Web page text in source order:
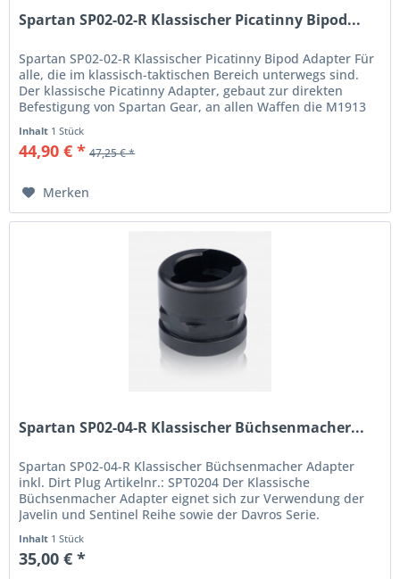
Spartan SP02-02-R Klassischer Picatinny Bipod...
Spartan SP02-02-R Klassischer Picatinny Bipod Adapter Für
alle, die im klassisch-taktischen Bereich unterwegs sind.
Der klassische Picatinny Adapter, gebaut zur direkten
Befestigung von Spartan Gear, an allen Waffen die M1913
Inhalt 1 Stück
44,90 € * 47,25 € *
Merken
Spartan SP02-04-R Klassischer Büchsenmacher...
Spartan SP02-04-R Klassischer Büchsenmacher Adapter
inkl. Dirt Plug Artikelnr.: SPT0204 Der Klassische
Büchsenmacher Adapter eignet sich zur Verwendung der
Javelin und Sentinel Reihe sowie der Davros Serie.
Inhalt 1 Stück
35,00 € *